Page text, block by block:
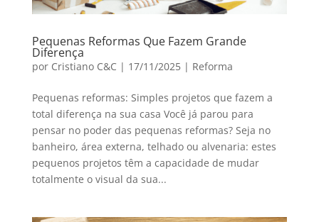
Pequenas Reformas Que Fazem Grande
Diferença
por Cristiano C&C | 17/11/2025| Reforma
Pequenas reformas: Simples projetos que fazem a
total diferença na sua casa Você já parou para
pensar no poder das pequenas reformas? Seja no
banheiro, área externa, telhado ou alvenaria: estes
pequenos projetos têm a capacidade de mudar
totalmente o visual da sua...